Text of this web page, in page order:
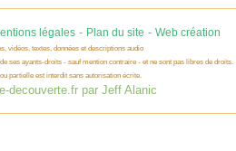
légales- Plan du site - Web création
vidéos, textes, données et descriptions audio
ses ayants-droits - sauf mention contraire - et ne sont pas libres de droits.
partielle est interdit sans autorisation écrite.
decouverte.fr par Jeff Alanic